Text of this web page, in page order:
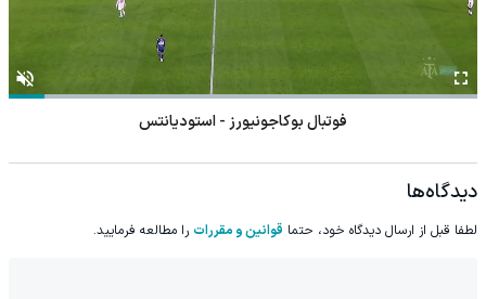
فوتبال بوکاجونیورز - استودیانتس
دیدگاه‌ها
لطفا قبل از ارسال دیدگاه خود، حتما قوانین و مقررات را مطالعه فرمایید.